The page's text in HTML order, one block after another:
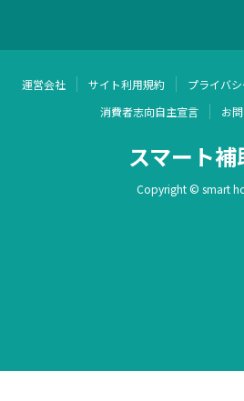
運営会社 サイト利用規約 プライバ
消費者志向自主宣言
お
スマート補
Copyright © smart